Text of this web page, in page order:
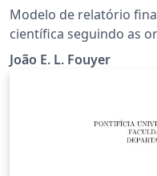
Modelo de relatório
científica seguindo as
João E. L. Fouyer